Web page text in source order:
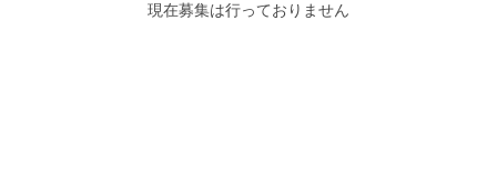
現在募集は行っておりません